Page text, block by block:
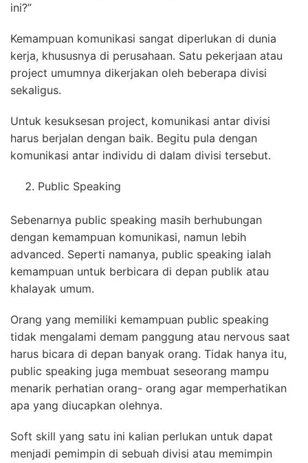
ini?”
Kemampuan komunikasi sangat diperlukan di dunia
kerja, khususnya di perusahaan. Satu pekerjaan atau
project umumnya dikerjakan oleh beberapa divisi
sekaligus.
Untuk kesuksesan project, komunikasi antar divisi
harus berjalan dengan baik. Begitu pula dengan
komunikasi antar individu di dalam divisi tersebut.
Public Speaking
Sebenarnya public speaking masih berhubungan
dengan kemampuan komunikasi, namun lebih
advanced. Seperti namanya, public speaking ialah
kemampuan untuk berbicara di depan publik atau
khalayak umum.
Orang yang memiliki kemampuan public speaking
tidak mengalami demam panggung atau nervous saat
harus bicara di depan banyak orang. Tidak hanya itu,
public speaking juga membuat seseorang mampu
menarik perhatian orang- orang agar memperhatikan
apa yang diucapkan olehnya.
Soft skill yang satu ini kalian perlukan untuk dapat
menjadi pemimpin di sebuah divisi atau memimpin